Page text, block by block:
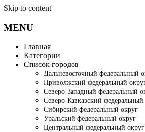
Skip to content
MENU
Главная
Категории
Список городов
Дальневосточный федеральный
Приволжский федеральный
Северо-Западный федеральный
Северо-Кавказский федеральный
Сибирский федеральный округ
Уральский федеральный округ
Центральный федеральный округ